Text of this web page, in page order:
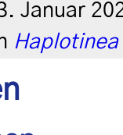
Januar